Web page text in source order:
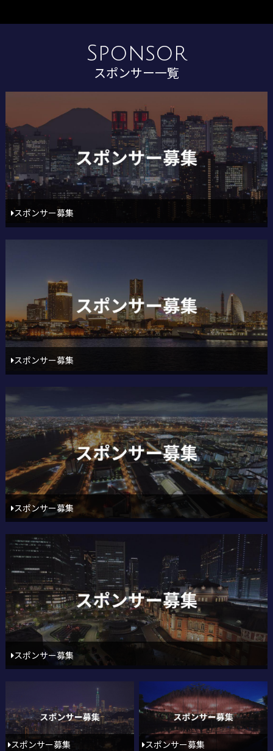
Sponsor
スポンサー一覧
スポンサー募集
スポンサー募集
スポンサー募集
スポンサー募集
スポンサー募集 スポンサー募集